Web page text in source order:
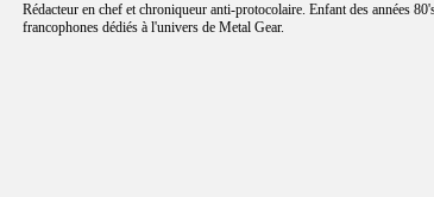
Rédacteur en chef et chroniqueur anti-protocolaire. Enfant des années
francophones dédiés à l'univers de Metal Gear.